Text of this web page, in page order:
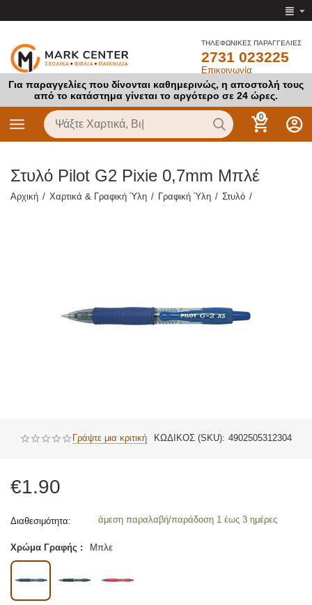
ΤΗΛΕΦΩΝΙΚΕΣ ΠΑΡΑΓΓΕΛΙΕΣ
2731 023225
Επικοινωνία
Για παραγγελίες που δίνονται καθημερινώς, η αποστολή τους
από το κατάστημα γίνεται το αργότερο σε 24 ώρες.
0
Στυλό Pilot G2 Pixie 0,7mm Μπλέ
Αρχική / Χαρτικά & Γραφική Ύλη / Γραφική Ύλη / Στυλό /
Γράψτε μια κριτική ΚΩΔΙΚΟΣ (SKU): 4902505312304
€1.90
Διαθεσιμότητα: άμεση παραλαβή/παράδοση 1 έως 3 ημέρες
Χρώμα Γραφής : Μπλε